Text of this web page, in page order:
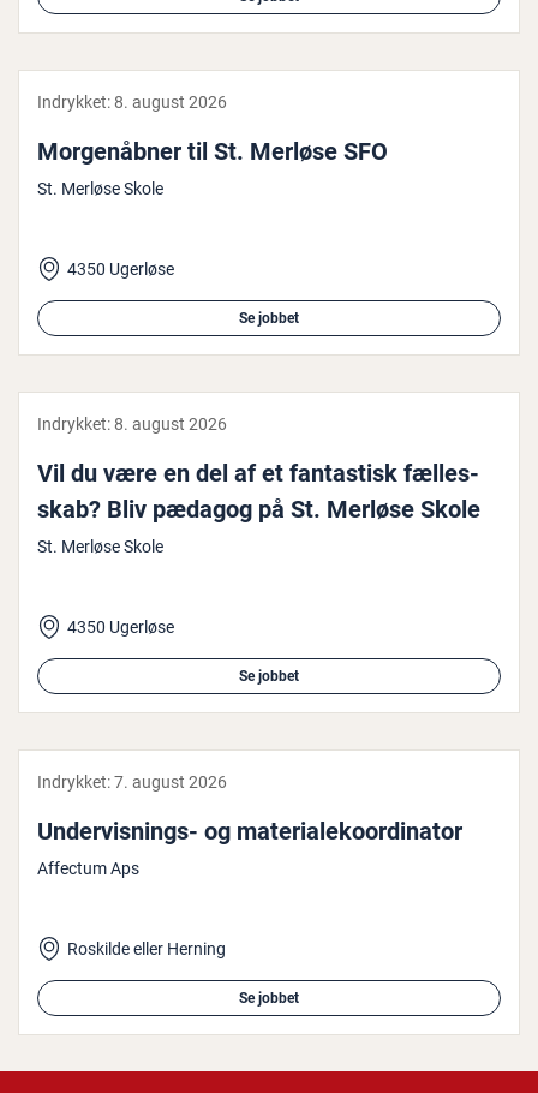
Indrykket:8. august 2026
Mor­genåb­ner til St. Merløse SFO
St. Merløse Skole
4350 Ugerløse
Se jobbet
Indrykket:8. august 2026
Vil du være en del af et fan­ta­stisk fæl­les­
skab? Bliv pædagog på St. Merløse Skole
St. Merløse Skole
4350 Ugerløse
Se jobbet
Indrykket:7. august 2026
Un­der­vis­nings- og ma­te­ri­a­le­ko­or­di­na­tor
Affectum Aps
Roskilde eller Herning
Se jobbet